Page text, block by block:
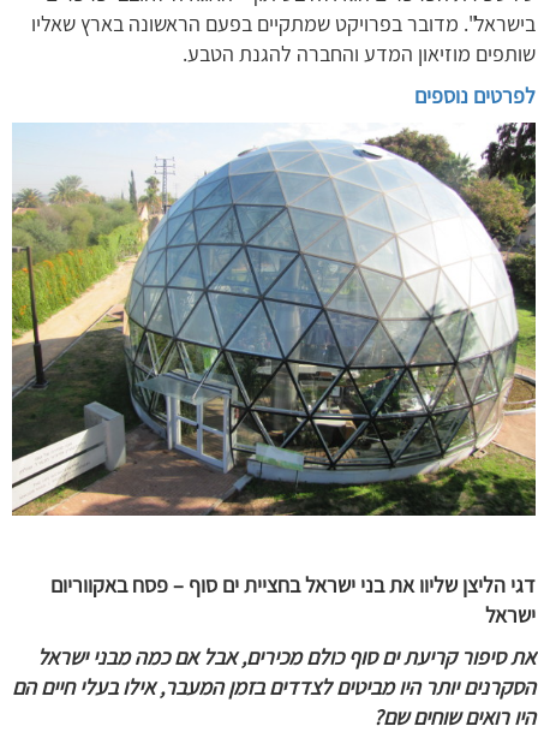
בישראל". מדובר בפרויקט שמתקיים בפעם הראשונה בארץ שאליו
שותפים מוזיאון המדע והחברה להגנת הטבע.
לפרטים נוספים
דגי הליצן שליוו את בני ישראל בחציית ים סוף – פסח באקווריום
ישראל
את סיפור קריעת ים סוף כולם מכירים, אבל אם כמה מבני ישראל
הסקרנים יותר היו מביטים לצדדים בזמן המעבר, אילו בעלי חיים הם
היו רואים שוחים שם?